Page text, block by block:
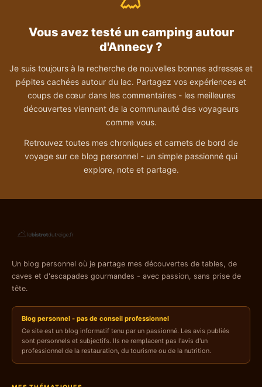
Vous avez testé un camping autour
d'Annecy ?
Je suis toujours à la recherche de nouvelles bonnes adresses et
pépites cachées autour du lac. Partagez vos expériences et
coups de cœur dans les commentaires - les meilleures
découvertes viennent de la communauté des voyageurs
comme vous.
Retrouvez toutes mes chroniques et carnets de bord de
voyage sur ce blog personnel - un simple passionné qui
explore, note et partage.
Un blog personnel où je partage mes découvertes de tables, de
caves et d'escapades gourmandes - avec passion, sans prise de
tête.
Blog personnel - pas de conseil professionnel
Ce site est un blog informatif tenu par un passionné. Les avis publiés
sont personnels et subjectifs. Ils ne remplacent pas l'avis d'un
professionnel de la restauration, du tourisme ou de la nutrition.